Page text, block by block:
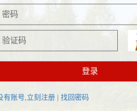
登录
有账号,立刻注册 |找回密码